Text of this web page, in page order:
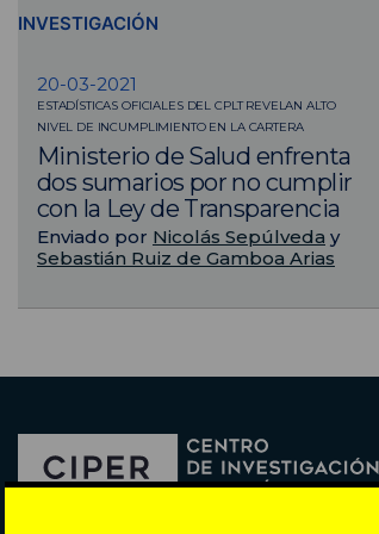
INVESTIGACIÓN
20-03-2021
ESTADÍSTICAS OFICIALES DEL CPLT REVELAN ALTO
NIVEL DE INCUMPLIMIENTO EN LA CARTERA
Ministerio de Salud enfrenta
dos sumarios por no cumplir
con la Ley de Transparencia
Enviado por Nicolás Sepúlveda y
Sebastián Ruiz de Gamboa Arias